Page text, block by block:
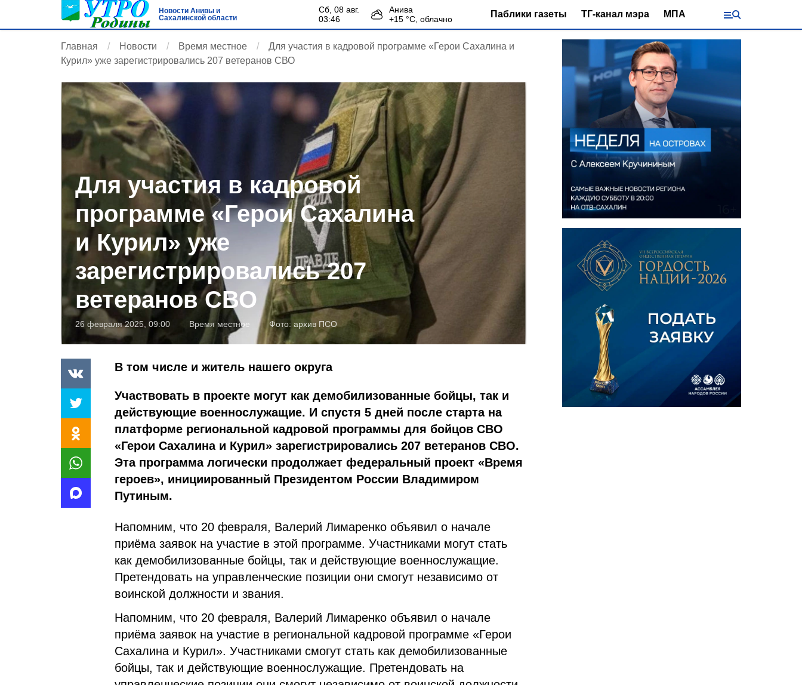
Новости Анивы и
Сахалинской области
сб, 08 авг.
03:46
Анива
+15 °С, облачно Паблики газеты ТГ-канал мэра МПА
Главная Новости Время местное
Для участия в кадровой программе «Герои Сахалина и
Курил» уже зарегистрировались 207 ветеранов СВО
Для участия в кадровой
программе «Герои Сахалина
и Курил» уже
зарегистрировались 207
ветеранов СВО
26 февраля 2025, 09:00 Время местное Фото: архив ПСО
В том числе и житель нашего округа
Участвовать в проекте могут как демобилизованные бойцы, так и
действующие военнослужащие. И спустя 5 дней после старта на
платформе региональной кадровой программы для бойцов СВО
«Герои Сахалина и Курил» зарегистрировались 207 ветеранов СВО.
Эта программа логически продолжает федеральный проект «Время
героев», инициированный Президентом России Владимиром
Путиным.
Напомним, что 20 февраля, Валерий Лимаренко объявил о начале
приёма заявок на участие в этой программе. Участниками могут стать
как демобилизованные бойцы, так и действующие военнослужащие.
Претендовать на управленческие позиции они смогут независимо от
воинской должности и звания.
Напомним, что 20 февраля, Валерий Лимаренко объявил о начале
приёма заявок на участие в региональной кадровой программе «Герои
Сахалина и Курил». Участниками смогут стать как демобилизованные
бойцы, так и действующие военнослужащие. Претендовать на